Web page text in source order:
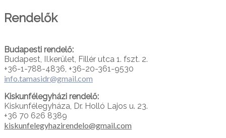
Rendelők
Budapesti rendelő:
Budapest, II.kerület, Fillér utca 1. fszt. 2.
+36-1-788-4836, +36-20-361-9530
info.tamasidr@gmail.com
Kiskunfélegyházi rendelő:
Kiskunfélegyháza, Dr. Holló Lajos u. 23.
+36 70 626 8389
kiskunfelegyhazirendelo@gmail.com